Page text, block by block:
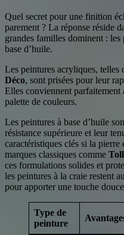
Quel secret pour une finition
parement ? La réponse réside
grandes familles dominent : les
base d’huile.
Les peintures acryliques, telles
Déco, sont prisées pour leur
Elles conviennent
palette de couleurs.
Les peintures à base d’huile
résistance supérieure et leur
caractéristiques clés si la
marques classiques comme
ces formulations solides et
les peintures à la craie restent
pour apporter une touche
Type de
peinture